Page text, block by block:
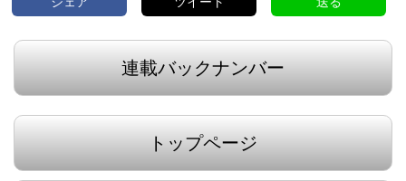
連載バックナンバー
トップページ